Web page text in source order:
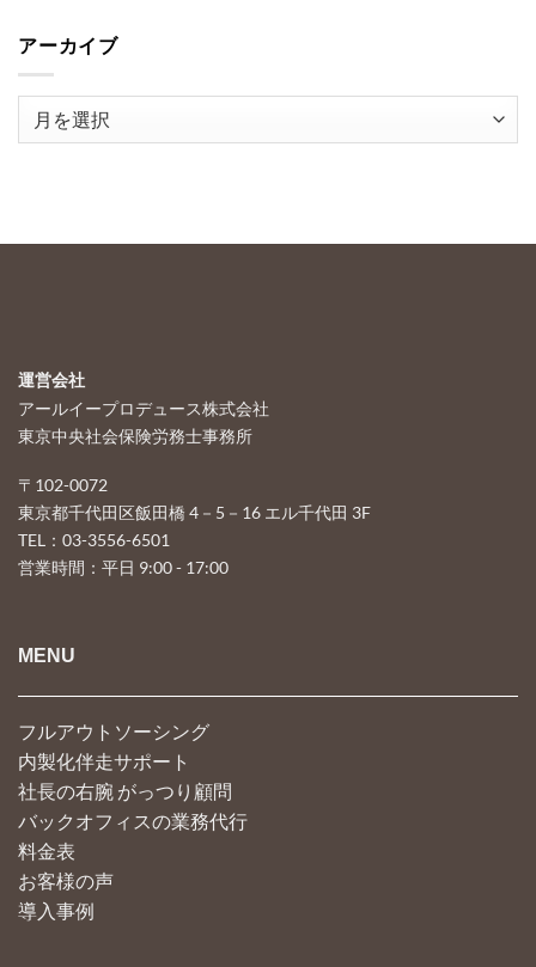
アーカイブ
運営会社
アールイープロデュース株式会社
東京中央社会保険労務士事務所
〒102-0072
東京都千代田区飯田橋 4－5－16 エル千代田 3F
TEL：03-3556-6501
営業時間：平日 9:00 - 17:00
MENU
フルアウトソーシング
内製化伴走サポート
社長の右腕 がっつり顧問
バックオフィスの業務代行
料金表
お客様の声
導入事例